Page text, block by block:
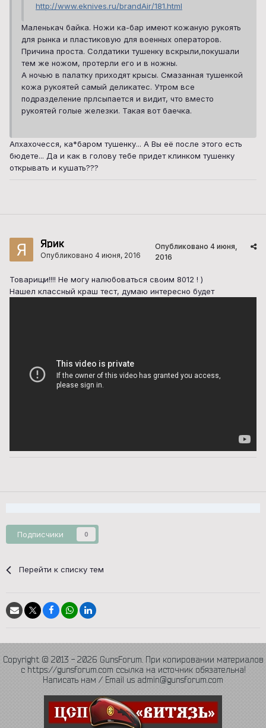
http://www.eknives.ru/brandAir/181.html
Маленькач байка. Ножи ка-бар имеют кожаную рукоять
для рынка и пластиковую для военных операторов.
Причина проста. Солдатики тушенку вскрыли,покушали
тем же ножом, протерли его и в ножны.
А ночью в палатку приходят крысы. Смазанная тушенкой
кожа рукоятей самый деликатес. Утром все
подразделение прлсыпается и видит, что вместо
рукоятей голые железки. Такая вот баечка.
Апхахочесся, ка*баром тушенку... А Вы её после этого есть
бюдете... Да и как в голову тебе придет клинком тушенку
открывать и кушать???
Ярик
Опубликовано 4 июня, 2016
Опубликовано 4 июня,
2016
Товарищи!!!! Не могу налюбоваться своим 8012 ! )
Нашел классный краш тест, думаю интересно будет
Подписчики 0
Перейти к списку тем
Copyright © 2013 - 2026 GunsForum. При копировании материалов
с https://gunsforum.com ссылка на источник обязательна!
Написать нам / Email us admin@gunsforum.com